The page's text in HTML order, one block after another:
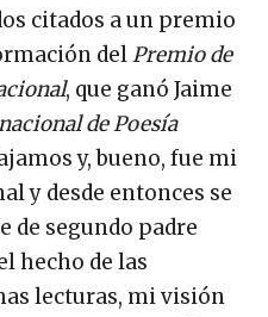
citados a un premio
delPremio de
, que ganó Jaime
de Poesía
y, bueno, fue mi
y desde entonces se
de segundo padre
hecho de las
lecturas, mi visión